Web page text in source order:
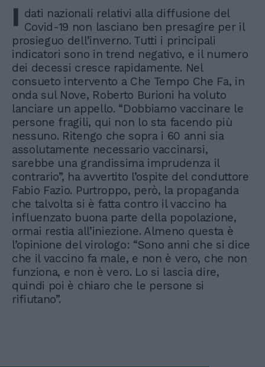
I dati nazionali relativi alla diffusione del
Covid-19 non lasciano ben presagire per il
prosieguo dell’inverno. Tutti i principali
indicatori sono in trend negativo, e il numero
dei decessi cresce rapidamente. Nel
consueto intervento a Che Tempo Che Fa, in
onda sul Nove, Roberto Burioni ha voluto
lanciare un appello. “Dobbiamo vaccinare le
persone fragili, qui non lo sta facendo più
nessuno. Ritengo che sopra i 60 anni sia
assolutamente necessario vaccinarsi,
sarebbe una grandissima imprudenza il
contrario”, ha avvertito l’ospite del conduttore
Fabio Fazio. Purtroppo, però, la propaganda
che talvolta si è fatta contro il vaccino ha
influenzato buona parte della popolazione,
ormai restia all’iniezione. Almeno questa è
l’opinione del virologo: “Sono anni che si dice
che il vaccino fa male, e non è vero, che non
funziona, e non è vero. Lo si lascia dire,
quindi poi è chiaro che le persone si
rifiutano”.